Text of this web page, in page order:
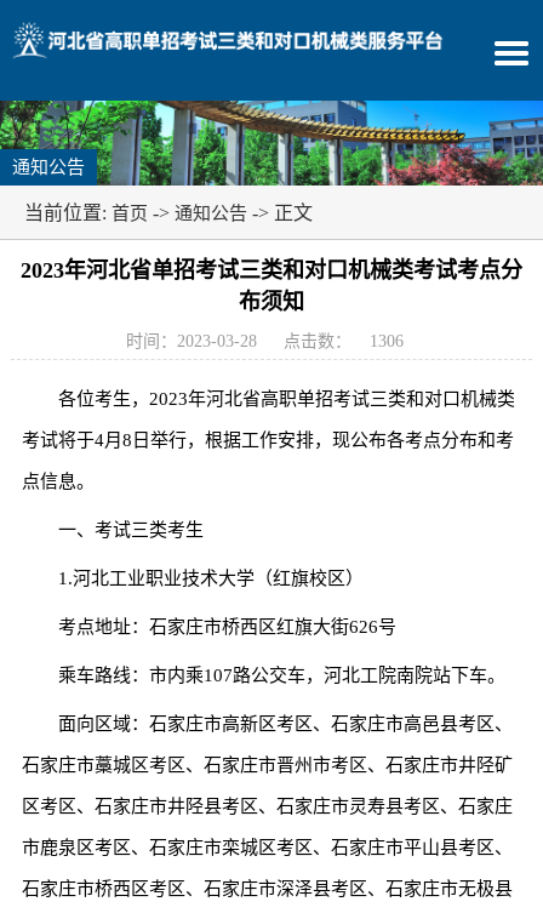
通知公告
当前位置: 首页 -> 通知公告 -> 正文
2023年河北省单招考试三类和对口机械类考试考点分
布须知
时间：2023-03-28 点击数： 1306
各位考生，2023年河北省高职单招考试三类和对口机械类
考试将于4月8日举行，根据工作安排，现公布各考点分布和考
点信息。
一、考试三类考生
1.河北工业职业技术大学（红旗校区）
考点地址：石家庄市桥西区红旗大街626号
乘车路线：市内乘107路公交车，河北工院南院站下车。
面向区域：石家庄市高新区考区、石家庄市高邑县考区、
石家庄市藁城区考区、石家庄市晋州市考区、石家庄市井陉矿
区考区、石家庄市井陉县考区、石家庄市灵寿县考区、石家庄
市鹿泉区考区、石家庄市栾城区考区、石家庄市平山县考区、
石家庄市桥西区考区、石家庄市深泽县考区、石家庄市无极县